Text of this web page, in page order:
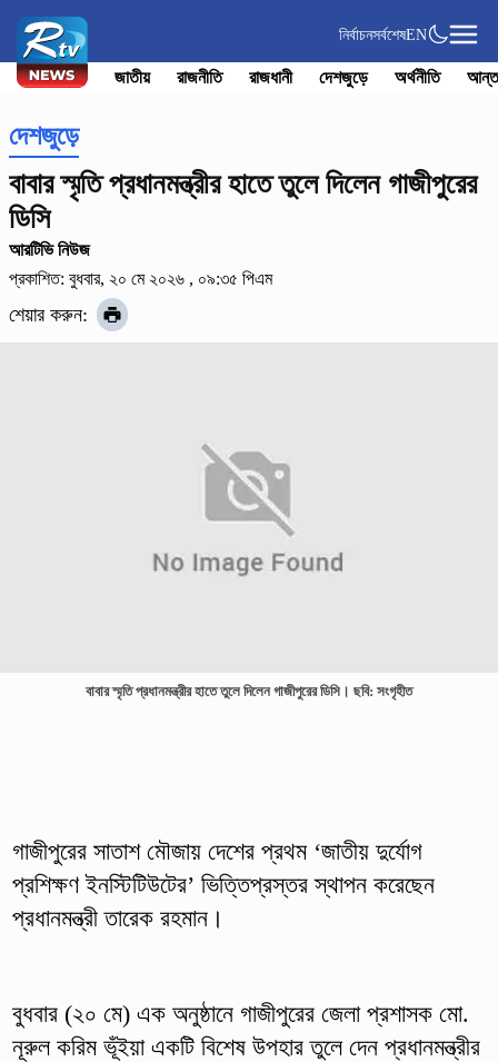
নির্বাচনসর্বশেষEN
জাতীয় রাজনীতি রাজধানী দেশজুড়ে অর্থনীতি
দেশজুড়ে
বাবার স্মৃতি প্রধানমন্ত্রীর হাতে তুলে দিলেন গাজীপুরের
ডিসি
আরটিভি নিউজ
প্রকাশিত: বুধবার, ২০ মে ২০২৬ , ০৯:৩৫ পিএম
শেয়ার করুন:
বাবার স্মৃতি প্রধানমন্ত্রীর হাতে তুলে দিলেন গাজীপুরের ডিসি। ছবি: সংগৃহীত
গাজীপুরের সাতাশ মৌজায় দেশের প্রথম ‘জাতীয় দুর্যোগ
প্রশিক্ষণ ইনস্টিটিউটের’ ভিত্তিপ্রস্তর স্থাপন করেছেন
প্রধানমন্ত্রী তারেক রহমান।
বুধবার (২০ মে) এক অনুষ্ঠানে গাজীপুরের জেলা প্রশাসক মো.
নূরুল করিম ভূঁইয়া একটি বিশেষ উপহার তুলে দেন প্রধানমন্ত্রীর